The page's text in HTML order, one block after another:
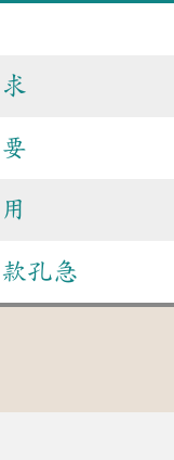
求
要
用
款孔急